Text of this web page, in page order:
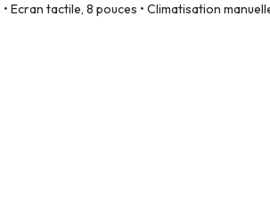
Ecran tactile, 8 pouces • Climatisation